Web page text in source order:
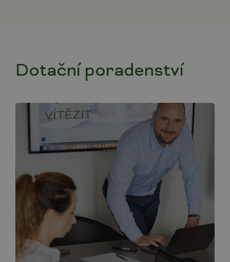
Dotační poradenství